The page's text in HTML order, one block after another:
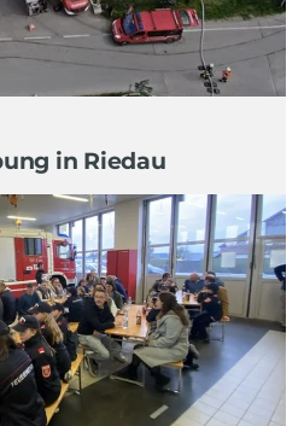
in Riedau